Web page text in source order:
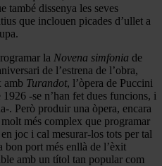
també dissenya les seves
que inclouen picades d’ullet a
la Novena simfonia de
de l’estrena de l’obra,
amb Turandot, l’òpera de Puccini
-se n’han fet dues funcions, i
. Però produir una òpera, encara
més complex que programar
joc i cal mesurar-los tots per tal
bon port més enllà de l’èxit
amb un títol tan popular com